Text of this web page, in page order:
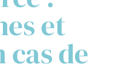
et
cas de